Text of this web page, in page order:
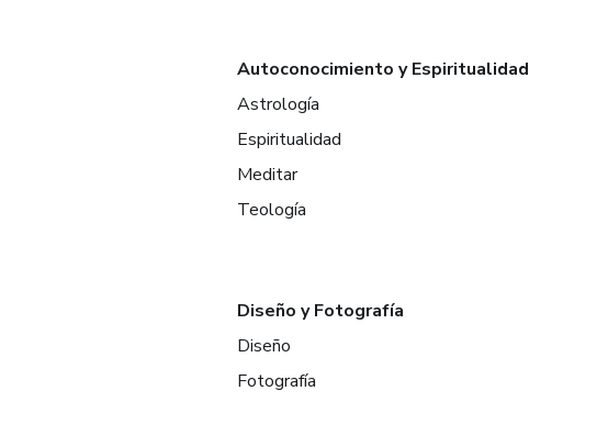
Autoconocimiento y Espiritualidad
Astrología
Espiritualidad
Meditar
Teología
Diseño y Fotografía
Diseño
Fotografía